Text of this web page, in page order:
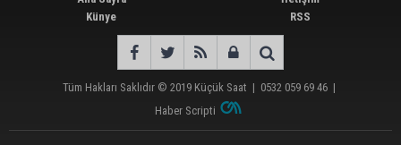
Künye
RSS
Tüm Hakları Saklıdır © 2019 Küçük Saat | 0532 059 69 46 |
Haber Scripti